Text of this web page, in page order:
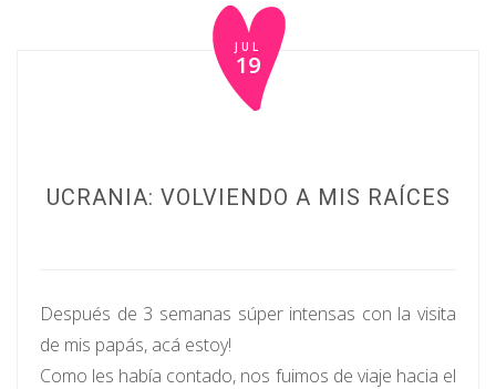
JUL
19
UCRANIA: VOLVIENDO A MIS RAÍCES
Después de 3 semanas súper intensas con la visita
de mis papás, acá estoy!
Como les había contado, nos fuimos de viaje hacia el